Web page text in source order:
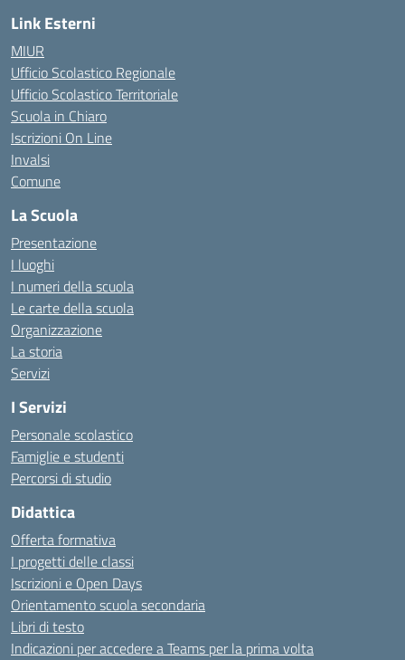
Link Esterni
MIUR
Ufficio Scolastico Regionale
Ufficio Scolastico Territoriale
Scuola in Chiaro
Iscrizioni On Line
Invalsi
Comune
La Scuola
Presentazione
I luoghi
I numeri della scuola
Le carte della scuola
Organizzazione
La storia
Servizi
I Servizi
Personale scolastico
Famiglie e studenti
Percorsi di studio
Didattica
Offerta formativa
I progetti delle classi
Iscrizioni e Open Days
Orientamento scuola secondaria
Libri di testo
Indicazioni per accedere a Teams per la prima volta